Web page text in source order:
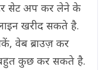
सेट अप कर लेने के
खरीद सकते है.
वेब ब्राउज़ कर
बहुत कुछ कर सकते है.